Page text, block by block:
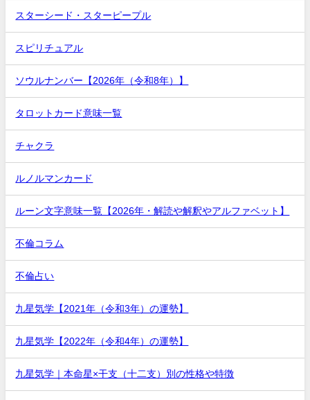
スターシード・スターピープル
スピリチュアル
ソウルナンバー【2026年（令和8年）】
タロットカード意味一覧
チャクラ
ルノルマンカード
ルーン文字意味一覧【2026年・解読や解釈やアルファベット】
不倫コラム
不倫占い
九星気学【2021年（令和3年）の運勢】
九星気学【2022年（令和4年）の運勢】
九星気学｜本命星×干支（十二支）別の性格や特徴